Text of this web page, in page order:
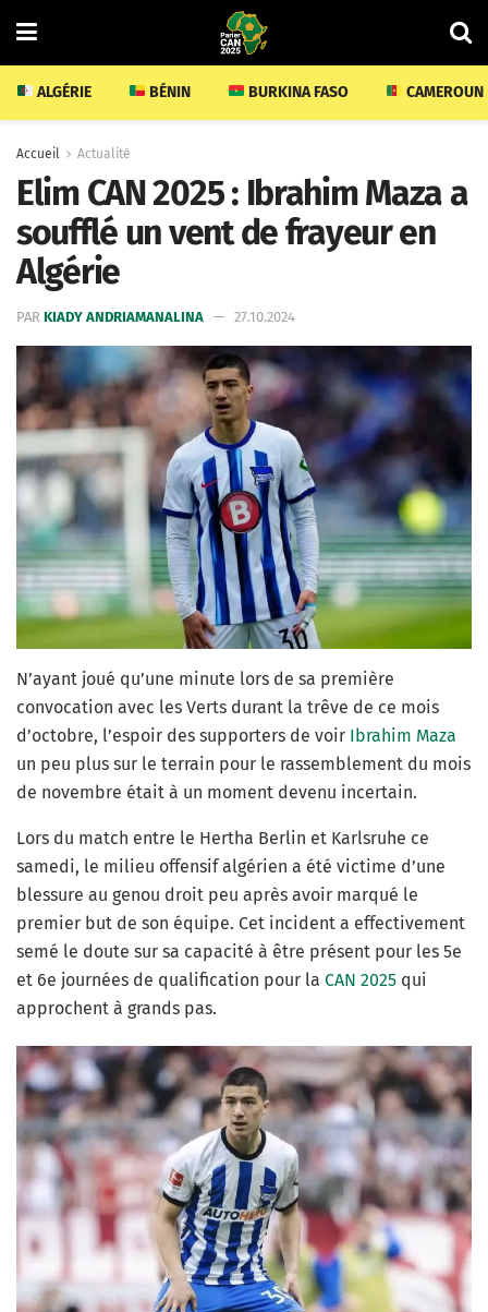
ALGÉRIE BÉNIN BURKINA FASO CAMEROUN
Accueil Actualité
Elim CAN 2025 : Ibrahim Maza a
soufflé un vent de frayeur en
Algérie
PAR KIADY ANDRIAMANALINA 27.10.2024
N’ayant joué qu’une minute lors de sa première
convocation avec les Verts durant la trêve de ce mois
d’octobre, l’espoir des supporters de voir Ibrahim Maza
un peu plus sur le terrain pour le rassemblement du mois
de novembre était à un moment devenu incertain.
Lors du match entre le Hertha Berlin et Karlsruhe ce
samedi, le milieu offensif algérien a été victime d’une
blessure au genou droit peu après avoir marqué le
premier but de son équipe. Cet incident a effectivement
semé le doute sur sa capacité à être présent pour les 5e
et 6e journées de qualification pour la CAN 2025 qui
approchent à grands pas.